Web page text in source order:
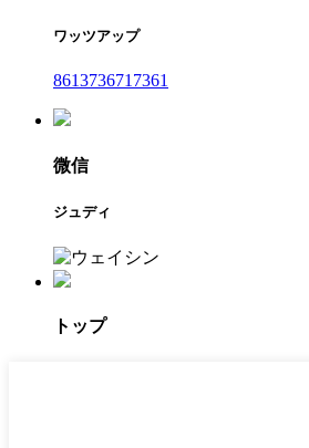
ワッツアップ
8613736717361
微信
ジュディ
トップ